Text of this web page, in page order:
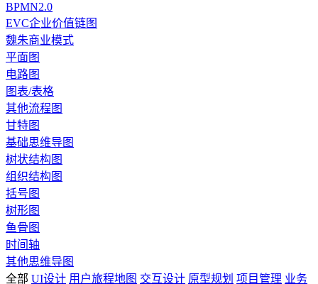
BPMN2.0
EVC企业价值链图
魏朱商业模式
平面图
电路图
图表/表格
其他流程图
甘特图
基础思维导图
树状结构图
组织结构图
括号图
树形图
鱼骨图
时间轴
其他思维导图
全部 UI设计 用户旅程地图 交互设计 原型规划 项目管理 业务